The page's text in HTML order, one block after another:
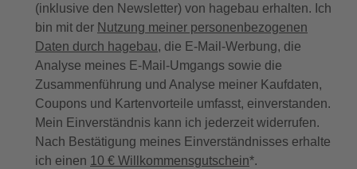
(inklusive den Newsletter) von hagebau erhalten. Ich
bin mit der Nutzung meiner personenbezogenen
Daten durch hagebau, die E-Mail-Werbung, die
Analyse meines E-Mail-Umgangs sowie die
Zusammenführung und Analyse meiner Kaufdaten,
Coupons und Kartenvorteile umfasst, einverstanden.
Mein Einverständnis kann ich jederzeit widerrufen.
Nach Bestätigung meines Einverständnisses erhalte
ich einen 10 € Willkommensgutschein*.